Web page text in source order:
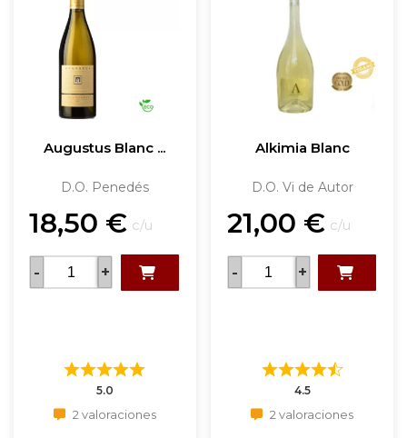
Augustus Blanc ...
D.O. Penedés
18,50 € c/u
- +
5.0
2 valoraciones
Alkimia Blanc
D.O. Vi de Autor
21,00 € c/u
- +
4.5
2 valoraciones